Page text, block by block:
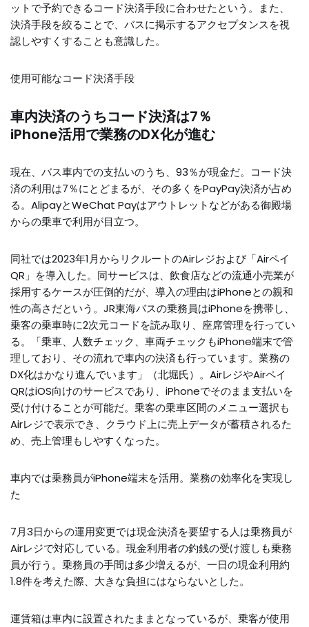
ットで予約できるコード決済手段に合わせたという。また、
決済手段を絞ることで、バスに掲示するアクセプタンスを視
認しやすくすることも意識した。
使用可能なコード決済手段
車内決済のうちコード決済は7％
iPhone活用で業務のDX化が進む
現在、バス車内での支払いのうち、93％が現金だ。コード決
済の利用は7％にとどまるが、その多くをPayPay決済が占め
る。AlipayとWeChat Payはアウトレットなどがある御殿場
からの乗車で利用が目立つ。
同社では2023年1月からリクルートのAirレジおよび「Airペイ
QR」を導入した。同サービスは、飲食店などの流通小売業が
採用するケースが圧倒的だが、導入の理由はiPhoneとの親和
性の高さだという。JR東海バスの乗務員はiPhoneを携帯し、
乗客の乗車時に2次元コードを読み取り、座席管理を行ってい
る。「乗車、人数チェック、車両チェックもiPhone端末で管
理しており、その流れで車内の決済も行っています。業務の
DX化はかなり進んでいます」（北堀氏）。AirレジやAirペイ
QRはiOS向けのサービスであり、iPhoneでそのまま支払いを
受け付けることが可能だ。乗客の乗車区間のメニュー選択も
Airレジで表示でき、クラウド上に売上データが蓄積されるた
め、売上管理もしやすくなった。
車内では乗務員がiPhone端末を活用。業務の効率化を実現し
た
7月3日からの運用変更では現金決済を要望する人は乗務員が
Airレジで対応している。現金利用者の釣銭の受け渡しも乗務
員が行う。乗務員の手間は多少増えるが、一日の現金利用約
1.8件を考えた際、大きな負担にはならないとした。
運賃箱は車内に設置されたままとなっているが、乗客が使用